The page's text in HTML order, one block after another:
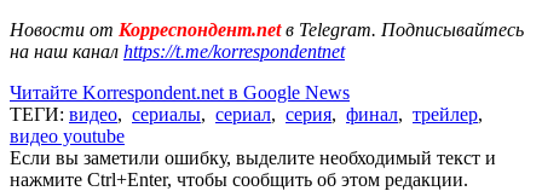
Новости от Корреспондент.netв Telegram. Подписывайтесь
на наш канал https://t.me/korrespondentnet
Читайте Korrespondent.net в Google News
ТЕГИ: видео, сериалы, сериал, серия, финал, трейлер,
видео youtube
Если вы заметили ошибку, выделите необходимый текст и
нажмите Ctrl+Enter, чтобы сообщить об этом редакции.